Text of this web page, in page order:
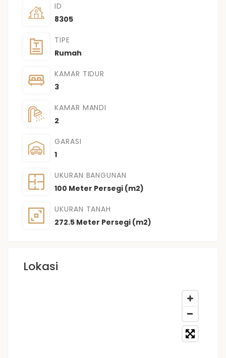
ID
8305
TIPE
Rumah
KAMAR TIDUR
3
KAMAR MANDI
2
GARASI
1
UKURAN BANGUNAN
100 Meter Persegi (m2)
UKURAN TANAH
272.5 Meter Persegi (m2)
Lokasi